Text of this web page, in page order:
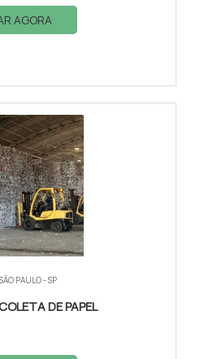
AGORA
PAULO - SP
DE PAPEL